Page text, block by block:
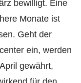
bewilligt. Eine
Monate ist
Geht der
ein, werden
gewährt,